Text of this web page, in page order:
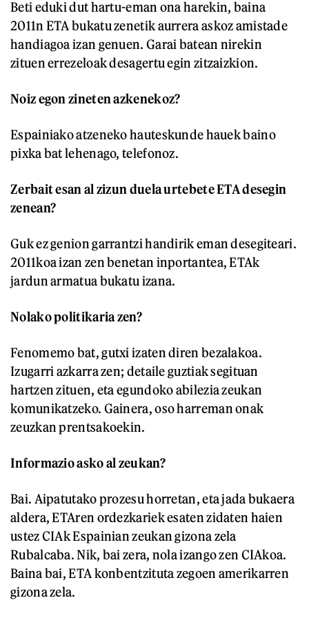
Beti eduki dut hartu-eman ona harekin, baina
2011n ETA bukatu zenetik aurrera askoz amistade
handiagoa izan genuen. Garai batean nirekin
zituen errezeloak desagertu egin zitzaizkion.
Noiz egon zineten azkenekoz?
Espainiako atzeneko hauteskunde hauek baino
pixka bat lehenago, telefonoz.
Zerbait esan al zizun duela urtebete ETA desegin
zenean?
Guk ez genion garrantzi handirik eman desegiteari.
2011koa izan zen benetan inportantea, ETAk
jardun armatua bukatu izana.
Nolako politikaria zen?
Fenomemo bat, gutxi izaten diren bezalakoa.
Izugarri azkarra zen; detaile guztiak segituan
hartzen zituen, eta egundoko abilezia zeukan
komunikatzeko. Gainera, oso harreman onak
zeuzkan prentsakoekin.
Informazio asko al zeukan?
Bai. Aipatutako prozesu horretan, eta jada bukaera
aldera, ETAren ordezkariek esaten zidaten haien
ustez CIAk Espainian zeukan gizona zela
Rubalcaba. Nik, bai zera, nola izango zen CIAkoa.
Baina bai, ETA konbentzituta zegoen amerikarren
gizona zela.